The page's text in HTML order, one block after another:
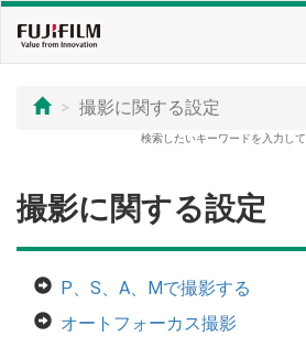
撮影に関する設定
検索したいキーワードを入力して
撮影に関する設定
P、S、A、Mで撮影する
オートフォーカス撮影